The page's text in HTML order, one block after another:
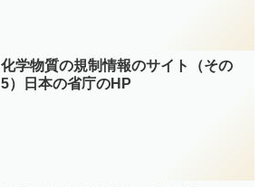
化学物質の規制情報のサイト（その
5）日本の省庁のHP